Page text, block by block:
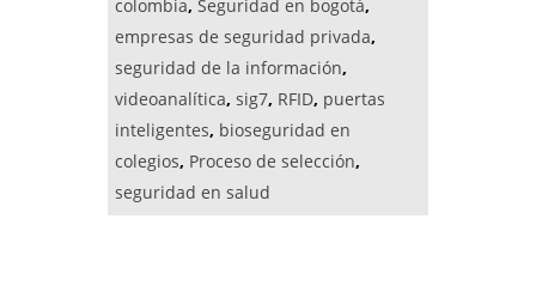
colombia, Seguridad en bogotá,
empresas de seguridad privada,
seguridad de la información,
videoanalítica, sig7, RFID, puertas
inteligentes, bioseguridad en
colegios, Proceso de selección,
seguridad en salud